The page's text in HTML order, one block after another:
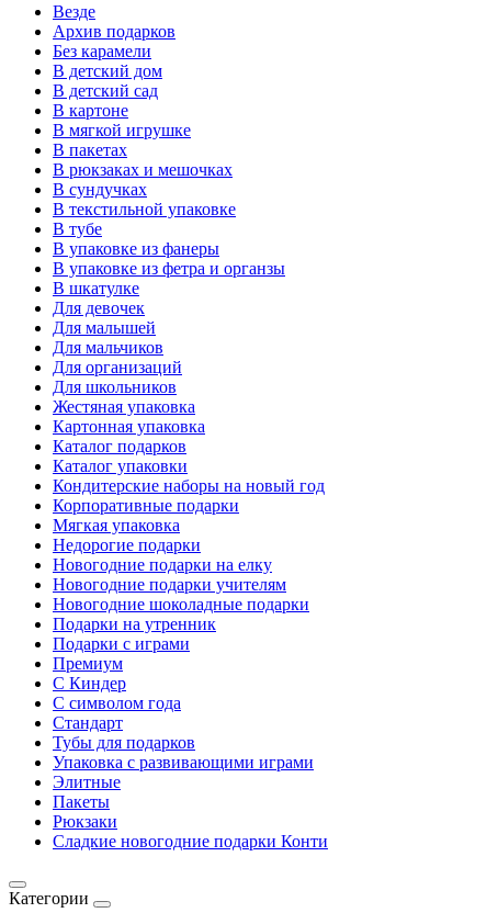
Везде
Архив подарков
Без карамели
В детский дом
В детский сад
В картоне
В мягкой игрушке
В пакетах
В рюкзаках и мешочках
В сундучках
В текстильной упаковке
В тубе
В упаковке из фанеры
В упаковке из фетра и органзы
В шкатулке
Для девочек
Для малышей
Для мальчиков
Для организаций
Для школьников
Жестяная упаковка
Картонная упаковка
Каталог подарков
Каталог упаковки
Кондитерские наборы на новый год
Корпоративные подарки
Мягкая упаковка
Недорогие подарки
Новогодние подарки на елку
Новогодние подарки учителям
Новогодние шоколадные подарки
Подарки на утренник
Подарки с играми
Премиум
С Киндер
С символом года
Стандарт
Тубы для подарков
Упаковка с развивающими играми
Элитные
Пакеты
Рюкзаки
Сладкие новогодние подарки Конти
Категории